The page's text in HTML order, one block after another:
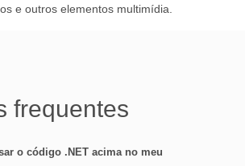
e outros elementos multimídia.
frequentes
o código .NET acima no meu